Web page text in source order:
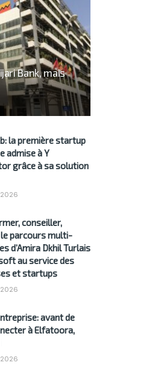
Bank, mais
la première startup
admise à Y
grâce à sa solution
conseiller,
le parcours multi-
d’Amira Dkhil Turlais
au service des
et startups
avant de
à Elfatoora,